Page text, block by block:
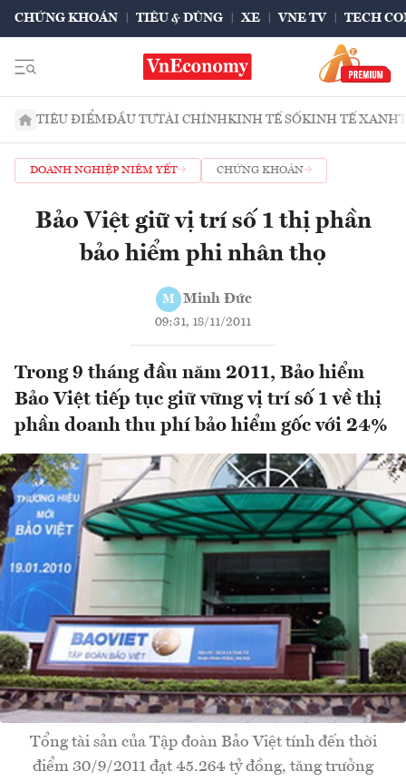
CHỨNG KHOÁN TIÊU & DÙNG XE VNE TV TECH
TIÊU ĐIỂMĐẦU TƯTÀI CHÍNHKINH TẾ SỐKINH TẾ XANH
DOANH NGHIỆP NIÊM YẾT CHỨNG KHOÁN
Bảo Việt giữ vị trí số 1 thị phần
bảo hiểm phi nhân thọ
M Minh Đức
09:31, 18/11/2011
Trong 9 tháng đầu năm 2011, Bảo hiểm
Bảo Việt tiếp tục giữ vững vị trí số 1 về thị
phần doanh thu phí bảo hiểm gốc với 24%
Tổng tài sản của Tập đoàn Bảo Việt tính đến thời
điểm 30/9/2011 đạt 45.264 tỷ đồng, tăng trưởng